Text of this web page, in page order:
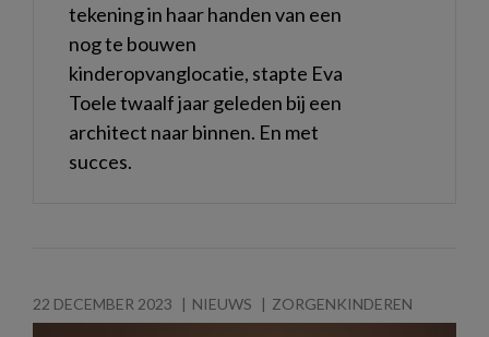
tekening in haar handen van een
nog te bouwen
kinderopvanglocatie, stapte Eva
Toele twaalf jaar geleden bij een
architect naar binnen. En met
succes.
22 DECEMBER 2023 NIEUWS ZORGENKINDEREN